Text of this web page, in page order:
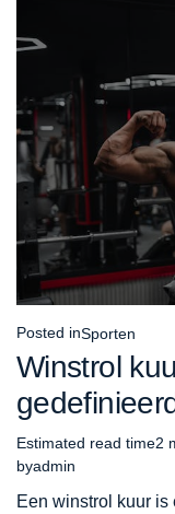
Posted inSporten
Winstrol
Estimated read time2
byadmin
Een winstrol kuur